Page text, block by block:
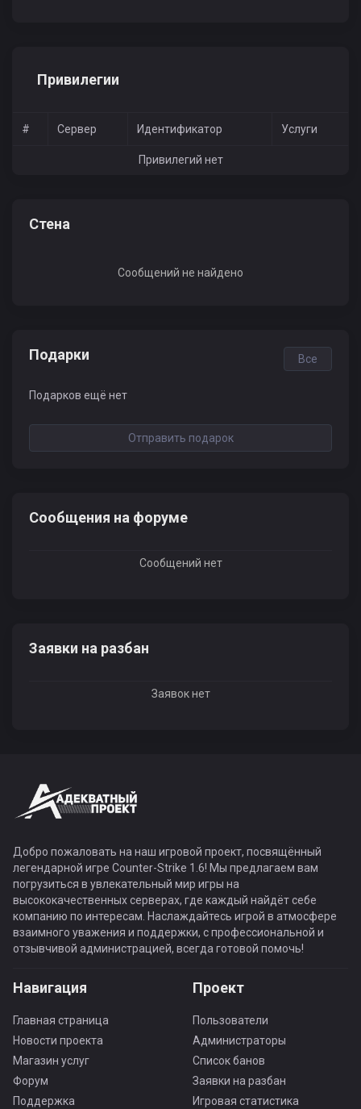
Привилегии
# Сервер Идентификатор Услуги
Привилегий нет
Стена
Сообщений не найдено
Подарки Все
Подарков ещё нет
Отправить подарок
Сообщения на форуме
Сообщений нет
Заявки на разбан
Заявок нет
Добро пожаловать на наш игровой проект, посвящённый
легендарной игре Counter-Strike 1.6! Мы предлагаем вам
погрузиться в увлекательный мир игры на
высококачественных серверах, где каждый найдёт себе
компанию по интересам. Наслаждайтесь игрой в атмосфере
взаимного уважения и поддержки, с профессиональной и
отзывчивой администрацией, всегда готовой помочь!
Навигация
Главная страница
Новости проекта
Магазин услуг
Форум
Поддержка
Проект
Пользователи
Администраторы
Список банов
Заявки на разбан
Игровая статистика